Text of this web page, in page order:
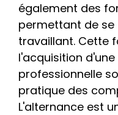
également des
permettant de
travaillant. Cette
l'acquisition
professionnelle
pratique des
L'alternance est